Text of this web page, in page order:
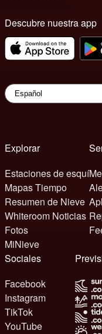
Descubre nuestra app
Explorar
Estaciones de esquí
Mapas Tiempo
Resumen de Nieve
Whiteroom Noticias
Fotos
MiNieve
Sociales
Facebook
Instagram
TikTok
YouTube